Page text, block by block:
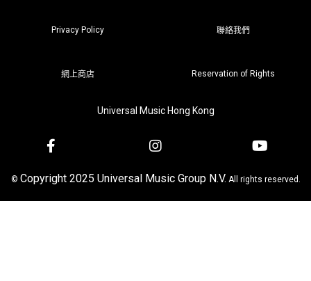
Privacy Policy 聯絡我們
網上商店 Reservation of Rights
Universal Music Hong Kong
© Copyright 2025 Universal Music Group N.V. All rights reserved.